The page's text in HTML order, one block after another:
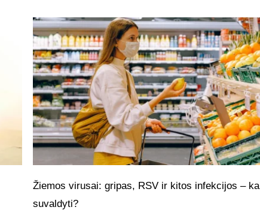
Žiemos virusai: gripas, RSV ir kitos infekcijos –
suvaldyti?